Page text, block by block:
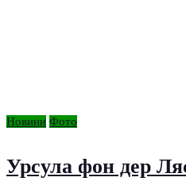
Новини Фото
Урсула фон дер